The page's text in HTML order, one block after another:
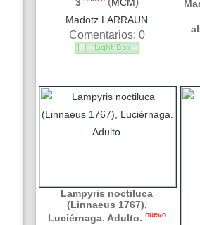
Madotz LARRAUN
Comentarios: 0
Lampyris noctiluca
(Linnaeus 1767),
Luciérnaga. Adulto. nuevo